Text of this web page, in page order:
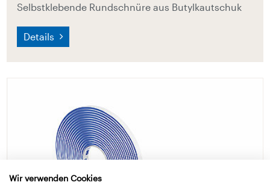
Selbstklebende Rundschnüre aus Butylkautschuk
Details
Wir verwenden Cookies